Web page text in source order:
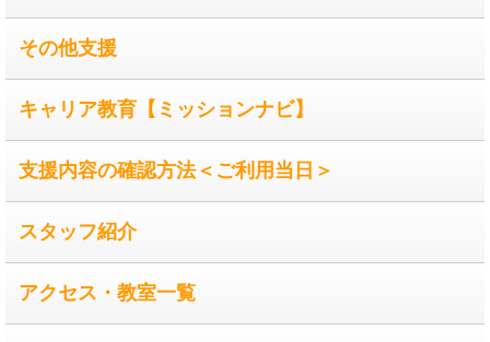
その他支援
キャリア教育【ミッションナビ】
支援内容の確認方法＜ご利用当日＞
スタッフ紹介
アクセス・教室一覧